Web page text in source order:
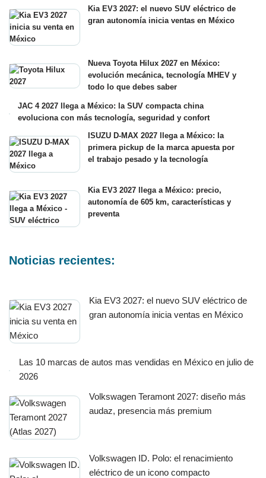
Kia EV3 2027: el nuevo SUV eléctrico de
gran autonomía inicia ventas en México
Nueva Toyota Hilux 2027 en México:
evolución mecánica, tecnología MHEV y
todo lo que debes saber
JAC 4 2027 llega a México: la SUV compacta china
evoluciona con más tecnología, seguridad y confort
ISUZU D-MAX 2027 llega a México: la
primera pickup de la marca apuesta por
el trabajo pesado y la tecnología
Kia EV3 2027 llega a México: precio,
autonomía de 605 km, características y
preventa
Noticias recientes:
Kia EV3 2027: el nuevo SUV eléctrico de
gran autonomía inicia ventas en México
Las 10 marcas de autos mas vendidas en México en julio de
2026
Volkswagen Teramont 2027: diseño más
audaz, presencia más premium
Volkswagen ID. Polo: el renacimiento
eléctrico de un icono compacto